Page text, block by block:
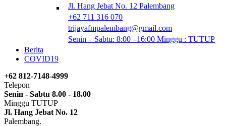
Jl. Hang Jebat No. 12 Palembang
+62 711 316 070
trijayafmpalembang@gmail.com
Senin – Sabtu: 8:00 –16:00 Minggu : TUTUP
Berita
COVID19
+62 812-7148-4999
Telepon
Senin - Sabtu 8.00 - 18.00
Minggu TUTUP
Jl. Hang Jebat No. 12
Palembang.